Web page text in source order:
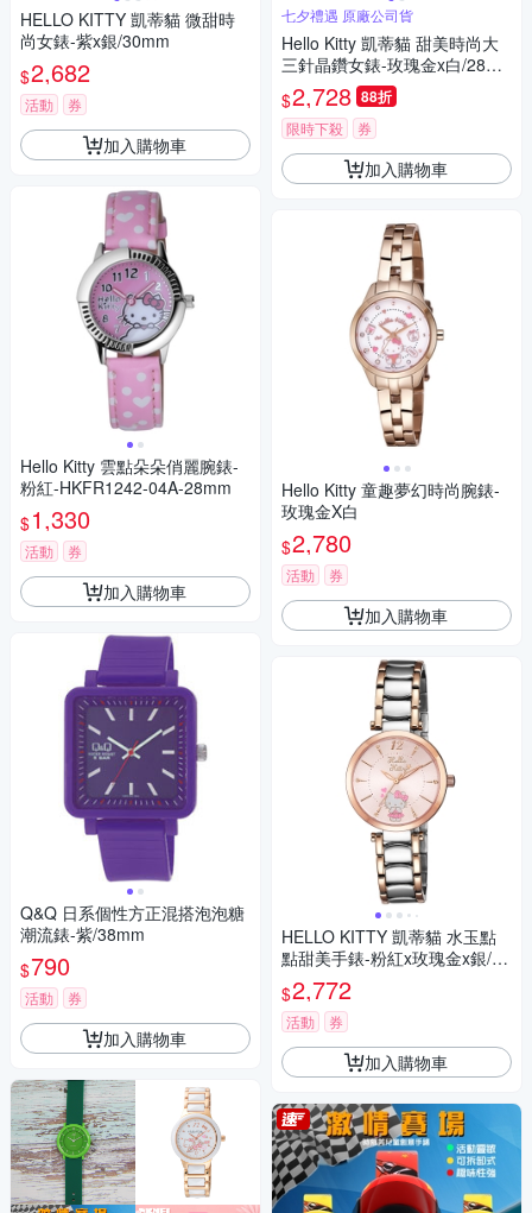
HELLO KITTY 凱蒂貓 微甜時
尚女錶-紫x銀/30mm
$2,682
活動 券
加入購物車
Hello Kitty 雲點朵朵俏麗腕錶-
粉紅-HKFR1242-04A-28mm
$1,330
活動 券
加入購物車
Q&Q 日系個性方正混搭泡泡糖
潮流錶-紫/38mm
$790
活動 券
加入購物車
七夕禮遇 原廠公司貨
Hello Kitty 凱蒂貓 甜美時尚大
三針晶鑽女錶-玫瑰金x白/28m
m LK707LRWS-V 七夕寵愛季
送禮推薦
$2,728 88折
限時下殺 券
加入購物車
Hello Kitty 童趣夢幻時尚腕錶-
玫瑰金X白
$2,780
活動 券
加入購物車
HELLO KITTY 凱蒂貓 水玉點
點甜美手錶-粉紅x玫瑰金x銀/32
mm
$2,772
活動 券
加入購物車